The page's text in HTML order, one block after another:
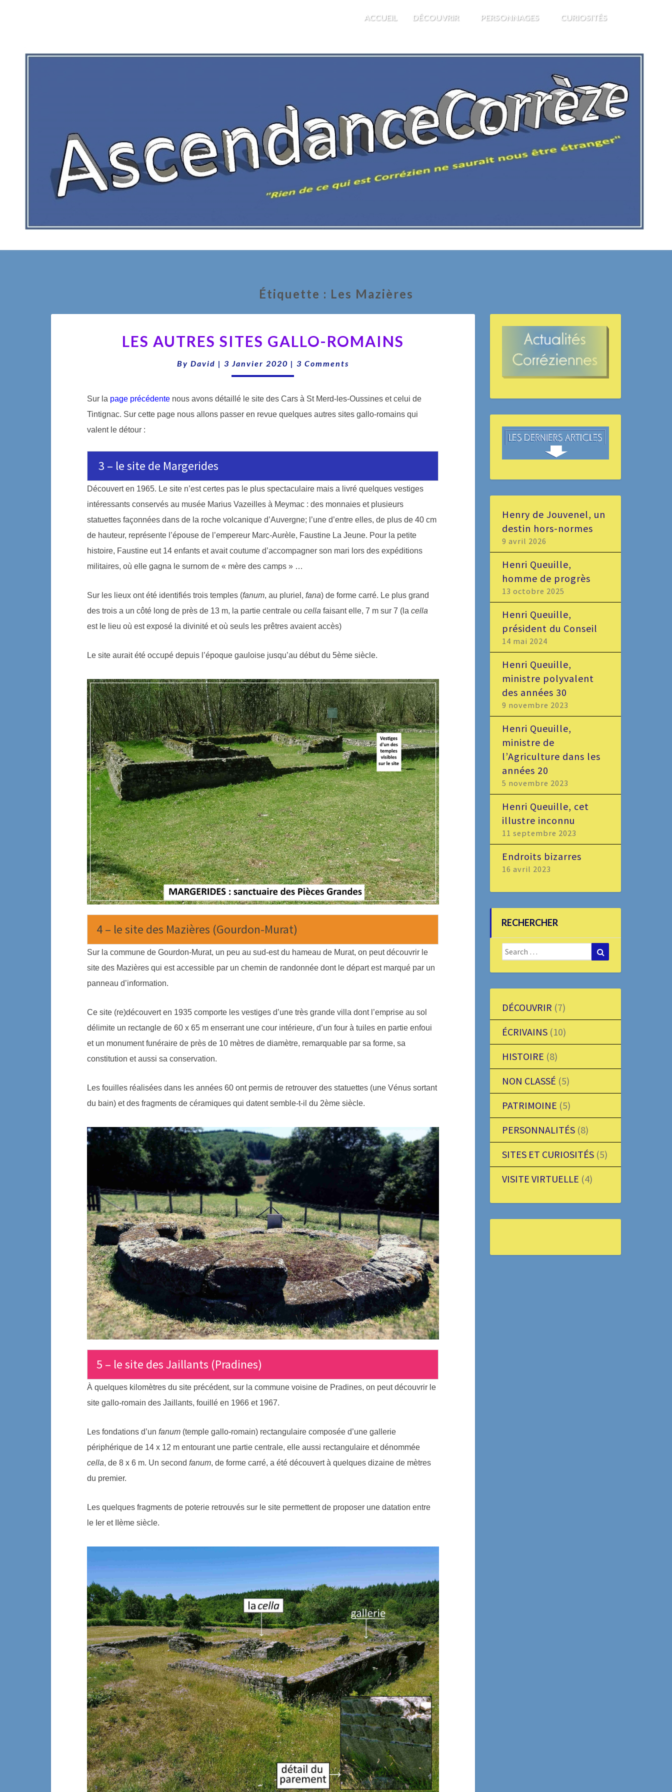
ACCUEIL DÉCOUVRIR PERSONNAGES CURIOSITÉS
Étiquette : Les Mazières
AUTRES
GALLO-
ROMAINS
LES AUTRES SITES GALLO-ROMAINS
By David | 3 Janvier 2020 | Comments
3 Comments
Sur la page précédente nous avons détaillé le site des Cars à St Merd-les-Oussines et celui de
Tintignac. Sur cette page nous allons passer en revue quelques autres sites gallo-romains qui
valent le détour :
3 – le site de Margerides
Découvert en 1965. Le site n’est certes pas le plus spectaculaire mais a livré quelques vestiges
intéressants conservés au musée Marius Vazeilles à Meymac : des monnaies et plusieurs
statuettes façonnées dans de la roche volcanique d’Auvergne; l’une d’entre elles, de plus de 40 cm
de hauteur, représente l’épouse de l’empereur Marc-Aurèle, Faustine La Jeune. Pour la petite
histoire, Faustine eut 14 enfants et avait coutume d’accompagner son mari lors des expéditions
militaires, où elle gagna le surnom de « mère des camps » …
Sur les lieux ont été identifiés trois temples (fanum, au pluriel, fana) de forme carré. Le plus grand
des trois a un côté long de près de 13 m, la partie centrale ou cella faisant elle, 7 m sur 7 (la cella
est le lieu où est exposé la divinité et où seuls les prêtres avaient accès)
Le site aurait été occupé depuis l’époque gauloise jusqu’au début du 5ème siècle.
4 – le site des Mazières (Gourdon-Murat)
Sur la commune de Gourdon-Murat, un peu au sud-est du hameau de Murat, on peut découvrir le
site des Mazières qui est accessible par un chemin de randonnée dont le départ est marqué par un
panneau d’information.
Ce site (re)découvert en 1935 comporte les vestiges d’une très grande villa dont l’emprise au sol
délimite un rectangle de 60 x 65 m enserrant une cour intérieure, d’un four à tuiles en partie enfoui
et un monument funéraire de près de 10 mètres de diamètre, remarquable par sa forme, sa
constitution et aussi sa conservation.
Les fouilles réalisées dans les années 60 ont permis de retrouver des statuettes (une Vénus sortant
du bain) et des fragments de céramiques qui datent semble-t-il du 2ème siècle.
5 – le site des Jaillants (Pradines)
À quelques kilomètres du site précédent, sur la commune voisine de Pradines, on peut découvrir le
site gallo-romain des Jaillants, fouillé en 1966 et 1967.
Les fondations d’un fanum (temple gallo-romain) rectangulaire composée d’une gallerie
périphérique de 14 x 12 m entourant une partie centrale, elle aussi rectangulaire et dénommée
cella, de 8 x 6 m. Un second fanum, de forme carré, a été découvert à quelques dizaine de mètres
du premier.
Les quelques fragments de poterie retrouvés sur le site permettent de proposer une datation entre
le Ier et IIème siècle.
Henry de Jouvenel, un
destin hors-normes
9 avril 2026
Henri Queuille,
homme de progrès
13 octobre 2025
Henri Queuille,
président du Conseil
14 mai 2024
Henri Queuille,
ministre polyvalent
des années 30
9 novembre 2023
Henri Queuille,
ministre de
l’Agriculture dans les
années 20
5 novembre 2023
Henri Queuille, cet
illustre inconnu
11 septembre 2023
Endroits bizarres
16 avril 2023
RECHERCHER
Search
for:
DÉCOUVRIR (7)
ÉCRIVAINS(10)
HISTOIRE (8)
NON CLASSÉ (5)
PATRIMOINE (5)
PERSONNALITÉS(8)
SITES ET CURIOSITÉS(5)
VISITE VIRTUELLE (4)